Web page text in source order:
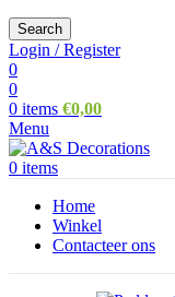
Search
Login / Register
0
0
0 items €0,00
Menu
0 items
Home
Winkel
Contacteer ons